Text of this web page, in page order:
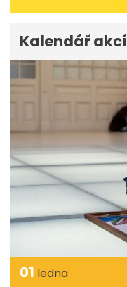
Kalendář akcí
01 ledna